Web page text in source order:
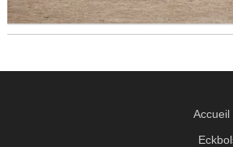
La cavalerie : Les chevaux et les poneys
Compétition
Accueil